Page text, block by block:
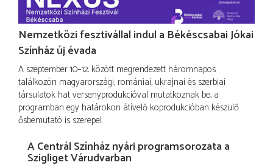
Nemzetközi fesztivállal indul a Békéscsabai Jókai
Színház új évada
A szeptember 10–12. között megrendezett háromnapos
találkozón magyarországi, romániai, ukrajnai és szerbiai
társulatok hat versenyprodukcióval mutatkoznak be, a
programban egy határokon átívelő koprodukcióban készülő
ősbemutató is szerepel.
A Centrál Színház nyári programsorozata a
Szigliget Várudvarban